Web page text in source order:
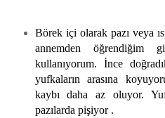
Börek içi olarak pazı veya
annemden öğrendiğim
kullanıyorum. İnce
yufkaların arasına
kaybı daha az oluyor.
pazılarda pişiyor .